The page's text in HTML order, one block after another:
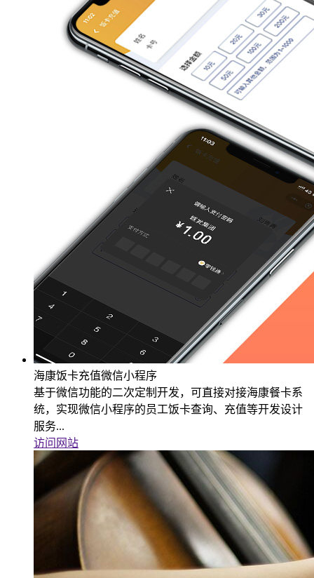
海康饭卡充值微信小程序
基于微信功能的二次定制开发，可直接对接海康餐卡系
统，实现微信小程序的员工饭卡查询、充值等开发设计
服务...
访问网站